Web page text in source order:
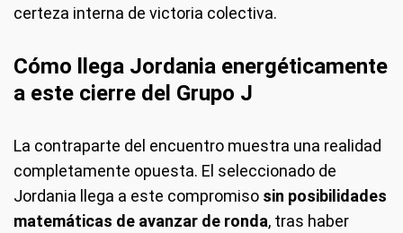
certeza interna de victoria colectiva.
Cómo llega Jordania energéticamente
a este cierre del Grupo J
La contraparte del encuentro muestra una realidad
completamente opuesta. El seleccionado de
Jordania llega a este compromiso sin posibilidades
matemáticas de avanzar de ronda, tras haber